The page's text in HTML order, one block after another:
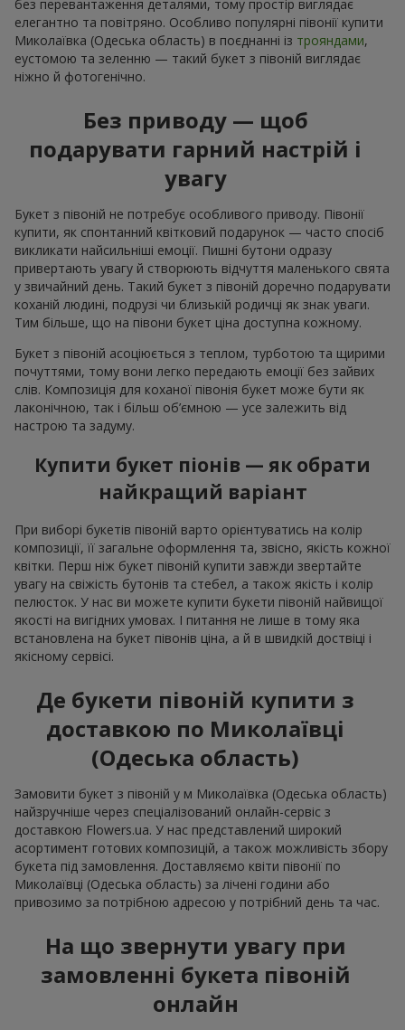
без перевантаження деталями, тому простір виглядає
елегантно та повітряно. Особливо популярні півонії купити
Миколаївка (Одеська область) в поєднанні із трояндами,
еустомою та зеленню — такий букет з півоній виглядає
ніжно й фотогенічно.
Без приводу — щоб
подарувати гарний настрій і
увагу
Букет з півоній не потребує особливого приводу. Півонії
купити, як спонтанний квітковий подарунок — часто спосіб
викликати найсильніші емоції. Пишні бутони одразу
привертають увагу й створюють відчуття маленького свята
у звичайний день. Такий букет з півоній доречно подарувати
коханій людині, подрузі чи близькій родичці як знак уваги.
Тим більше, що на півони букет ціна доступна кожному.
Букет з півоній асоціюється з теплом, турботою та щирими
почуттями, тому вони легко передають емоції без зайвих
слів. Композиція для коханої півонія букет може бути як
лаконічною, так і більш об’ємною — усе залежить від
настрою та задуму.
Купити букет піонів — як обрати
найкращий варіант
При виборі букетів півоній варто орієнтуватись на колір
композиції, її загальне оформлення та, звісно, якість кожної
квітки. Перш ніж букет півоній купити завжди звертайте
увагу на свіжість бутонів та стебел, а також якість і колір
пелюсток. У нас ви можете купити букети півоній найвищої
якості на вигідних умовах. І питання не лише в тому яка
встановлена на букет півонів ціна, а й в швидкій доствіці і
якісному сервісі.
Де букети півоній купити з
доставкою по Миколаївці
(Одеська область)
Замовити букет з півоній у м Миколаївка (Одеська область)
найзручніше через спеціалізований онлайн-сервіс з
доставкою Flowers.ua. У нас представлений широкий
асортимент готових композицій, а також можливість збору
букета під замовлення. Доставляємо квіти півонії по
Миколаївці (Одеська область) за лічені години або
привозимо за потрібною адресою у потрібний день та час.
На що звернути увагу при
замовленні букета півоній
онлайн